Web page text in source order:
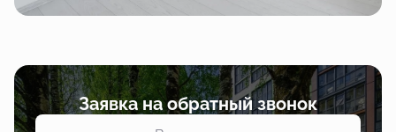
Заявка на обратный звонок